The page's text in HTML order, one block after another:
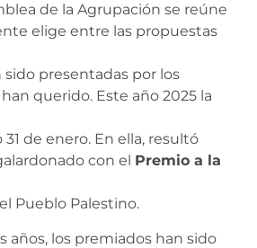
de la Agrupación se reúne
elige entre las propuestas
presentadas por los
querido. Este año 2025 la
de enero. En ella, resultó
con el Premio a la
el Pueblo Palestino.
años, los premiados han sido